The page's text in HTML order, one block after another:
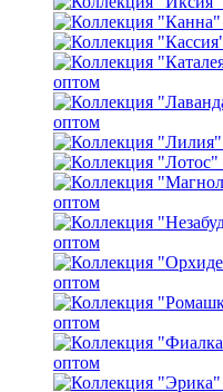
оптом
оптом
оптом
оптом
оптом
оптом
оптом